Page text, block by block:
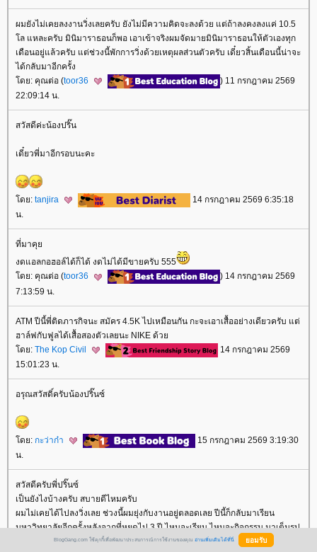
ผมยังไม่เคยลงงานวิ่งเลยครับ ยังไม่มีความคิดจะลงด้วย แต่ถ้าลงคงลงแค่ 10.5
ล แหละครับ มินิมาราธอนก็พอ เอาเข้าจริงผมจัดมายมินิมาราธอนให้ตัวเองทุก
เดือนอยู่แล้วครับ แต่ช่วงนี้พักการวิ่งด้วยเหตุผลส่วนตัวครับ เดี๋ยวสิ้นเดือนนี้น่าจะ
ได้กลับมาอีกครั้ง
ดย: คุณต่อ (toor36
) 11 กรกฎาคม 2569
22:09:14 น.
สวัสดีค่ะน้องปริ๊น
เดี๋ยวพี่มาอีกรอบนะคะ
ดย: tanjira
14 กรกฎาคม 2569 6:35:18
น.
ที่มาคุ
งดแอลกอฮอล์ได้ก็ได้ งดไม่ได้มีขายครับ 555
ดย: คุณต่อ (toor36
) 14 กรกฎาคม 2569
7:13:59 น.
ATM ปีนี้พี่ติดภารกิจนะ สมัคร 4.5K ไปเหมือนกัน กะจะเอาเสื้ออย่างเดียวครับ แต่
ฮาล์ฟกับฟูลได้เสื้อสองตัวเลยนะ NIKE ด้ว
ดย: The Kop Civil
14 กรกฎาคม 2569
15:01:23 น.
อรุณสวัสดิ์ครับน้องปริ๊นซ์
ดย: กะว่าก๋า
15 กรกฎาคม 2569 3:19:30
น.
สวัสดีครับพี่ปริ๊นซ์
เป็นยังไงบ้างครับ สบายดีไหมครับ
ผมไม่เคยได้ไปลงวิ่งเลย ช่วงนี้ผมยุ่งกับงานอยู่ตลอดเลย ปีนี้ก็กลับมาเรียน
มหาวิทยาลัยอีกครั้งหลังจากที่หยุดไป 3 ปี ไหนจะเรียน ไหนจะกิจกรรม มาเต็มรูป
BlogGang.com ใช้คุกกี้เพื่อพัฒนาประสบการณ์การใช้งานของคุณ อ่านเพิ่มเติมได้ที่นี่